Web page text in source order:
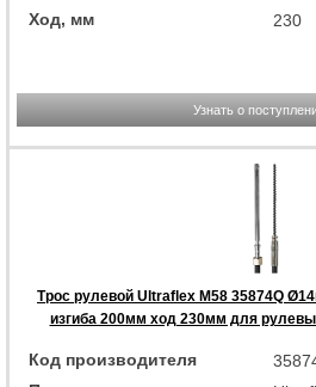
Ход, мм
230
Узнать о
Трос рулевой Ultraflex M58 35874Q
изгиба 200мм ход 230мм для
Код производителя